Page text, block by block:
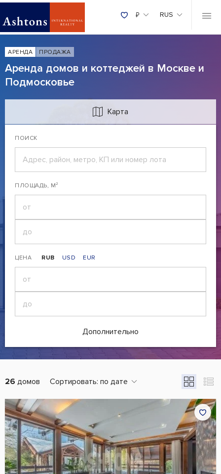
₽ RUS
АРЕНДА ПРОДАЖА
Аренда домов и коттеджей в Москве и
Подмосковье
Карта
ПОИСК
ПЛОЩАДЬ, М²
ЦЕНА RUB USD EUR
Дополнительно
26 домов Сортировать: по дате